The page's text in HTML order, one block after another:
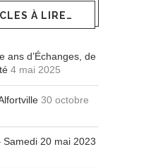
À LIRE…
ans d’Échanges, de
4 mai 2025
30 octobre
20 mai 2023